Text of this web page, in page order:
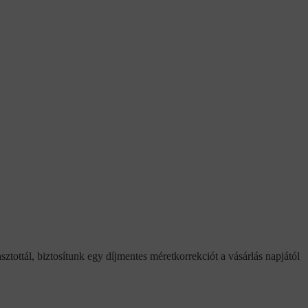
biztosítunk egy díjmentes méretkorrekciót a vásárlás napjától